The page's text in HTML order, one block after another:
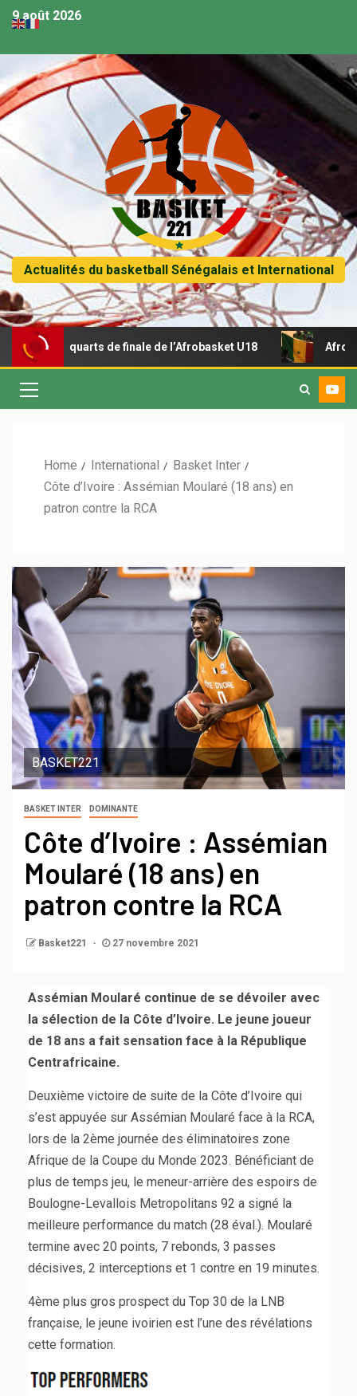
9 août 2026
Actualités du basketball Sénégalais et International
quarts de finale de l’Afrobasket U18 Afrobasket
Home International
Basket Inter
Côte d’Ivoire : Assémian Moularé (18 ans) en
patron contre la RCA
BASKET221
BASKET INTER DOMINANTE
Côte d’Ivoire : Assémian
Moularé (18 ans) en
patron contre la RCA
Basket221 27 novembre 2021
Assémian Moularé continue de se dévoiler avec
la sélection de la Côte d’Ivoire. Le jeune joueur
de 18 ans a fait sensation face à la République
Centrafricaine.
Deuxième victoire de suite de la Côte d’Ivoire qui
s’est appuyée sur Assémian Moularé face à la RCA,
lors de la 2ème journée des éliminatoires zone
Afrique de la Coupe du Monde 2023. Bénéficiant de
plus de temps jeu, le meneur-arrière des espoirs de
Boulogne-Levallois Metropolitans 92 a signé la
meilleure performance du match (28 éval.). Moularé
termine avec 20 points, 7 rebonds, 3 passes
décisives, 2 interceptions et 1 contre en 19 minutes.
4ème plus gros prospect du Top 30 de la LNB
française, le jeune ivoirien est l’une des révélations
cette formation.